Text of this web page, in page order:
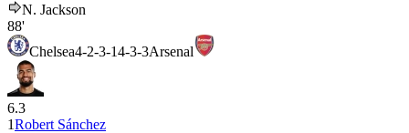
N. Jackson
88'
Chelsea4-2-3-14-3-3Arsenal
6.3
1Robert Sánchez